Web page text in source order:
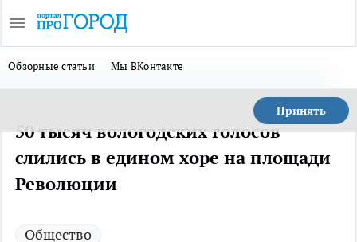
Обзорные статьи Мы ВКонтакте
Принять
50 тысяч вологодских голосов
слились в едином хоре на площади
Революции
Общество